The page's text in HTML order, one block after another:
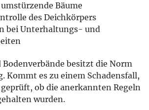
Bäume
des Deichkörpers
bei Unterhaltungs- und
Bodenverbände besitzt die Norm
Kommt es zu einem Schadensfall,
ob die anerkannten Regeln
wurden.